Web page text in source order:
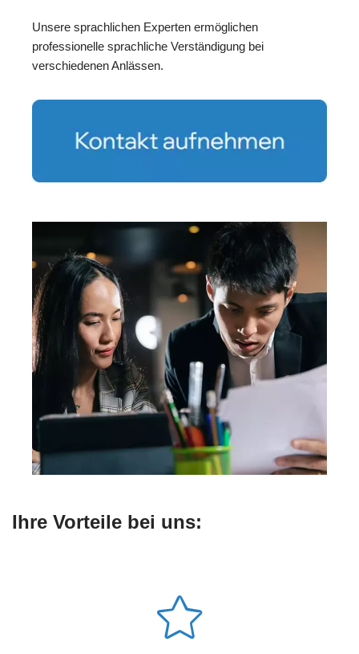
Unsere sprachlichen Experten ermöglichen
professionelle sprachliche Verständigung bei
verschiedenen Anlässen.
Ihre Vorteile bei uns: